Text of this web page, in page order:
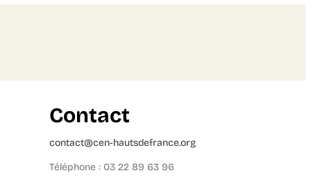
Contact
contact@cen-hautsdefrance.org
Téléphone : 03 22 89 63 96